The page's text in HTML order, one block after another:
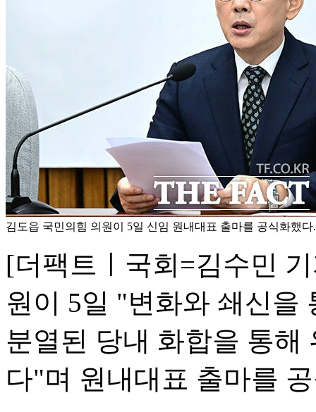
김도읍 국민의힘 의원이 5일 신임 원내대표 출마를 공식화했
[더팩트ㅣ국회=김수민
원이 5일 "변화와 쇄신을
분열된 당내 화합을 통해
다"며 원내대표 출마를